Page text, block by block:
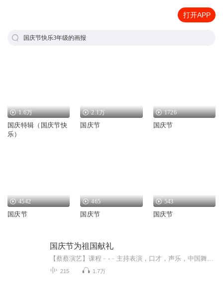
打开APP
国庆节快乐3年级的画报
1.6万
国庆特辑（国庆节快
乐）
2.1万
国庆节
1726
国庆节
4542
国庆节
465
国庆节
543
国庆节
国庆节为祖国献礼
215 1.7万